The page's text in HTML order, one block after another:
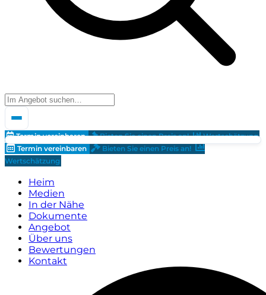
Termin vereinbaren Bieten Sie einen Preis an!
Wertschätzung
Termin vereinbaren
Bieten Sie einen Preis an!
Wertschätzung
Heim
Medien
In der Nähe
Dokumente
Angebot
Über uns
Bewertungen
Kontakt